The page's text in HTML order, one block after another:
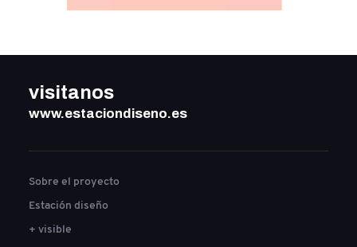
visitanos
www.estaciondiseno.es
Sobre el proyecto
Estación diseño
+ visible